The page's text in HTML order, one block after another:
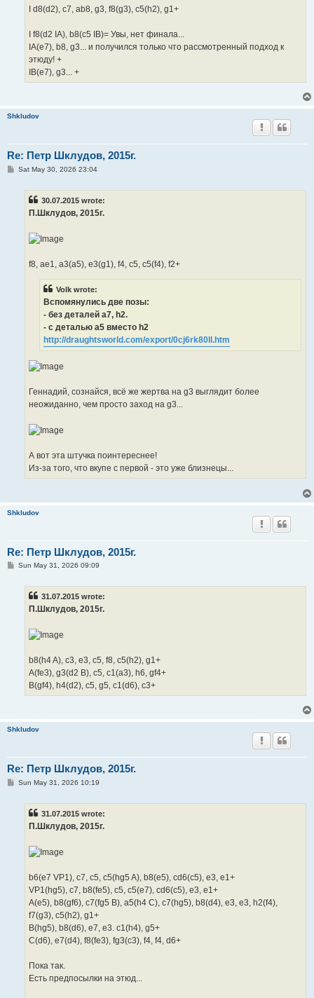
I d8(d2), c7, ab8, g3, f8(g3), c5(h2), g1+
I f8(d2 IA), b8(c5 IB)= Увы, нет финала...
IA(e7), b8, g3... и получился только что рассмотренный подход к
этюду! +
IB(e7), g3... +
Shkludov
Re: Петр Шклудов, 2015г.
PSat May 30, 2026 23:04
30.07.2015 wrote:
П.Шклудов, 2015г.
f8, ae1, a3(a5), e3(g1), f4, c5, c5(f4), f2+
Volk wrote:
Вспомянулись две позы:
- без деталей a7, h2.
- c деталью а5 вместо h2
http://draughtsworld.com/export/0cj6rk80ll.htm
Геннадий, сознайся, всё же жертва на g3 выглядит более
неожиданно, чем просто заход на g3...
А вот эта штучка поинтереснее!
Из-за того, что вкупе с первой - это уже близнецы...
Shkludov
Re: Петр Шклудов, 2015г.
PSun May 31, 2026 09:09
31.07.2015 wrote:
П.Шклудов, 2015г.
b8(h4 A), c3, e3, c5, f8, c5(h2), g1+
A(fe3), g3(d2 B), c5, c1(a3), h6, gf4+
B(gf4), h4(d2), c5, g5, c1(d6), c3+
Shkludov
Re: Петр Шклудов, 2015г.
PSun May 31, 2026 10:19
31.07.2015 wrote:
П.Шклудов, 2015г.
b6(e7 VP1), c7, c5, c5(hg5 A), b8(e5), cd6(c5), e3, e1+
VP1(hg5), c7, b8(fe5), c5, c5(e7), cd6(c5), e3, e1+
A(e5), b8(gf6), c7(fg5 B), a5(h4 C), c7(hg5), b8(d4), e3, e3, h2(f4),
f7(g3), c5(h2), g1+
B(hg5), b8(d6), e7, e3. c1(h4), g5+
C(d6), e7(d4), f8(fe3), fg3(c3), f4, f4, d6+
Пока так.
Есть предпосылки на этюд...